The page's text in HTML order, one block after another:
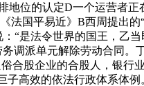
位的认定D一个运营者
国平易近》B西周提出
“是法令世界的国王，乙
调派单元解除劳动合同。
合股企业的合股人，银行
高效的依法行政体系体